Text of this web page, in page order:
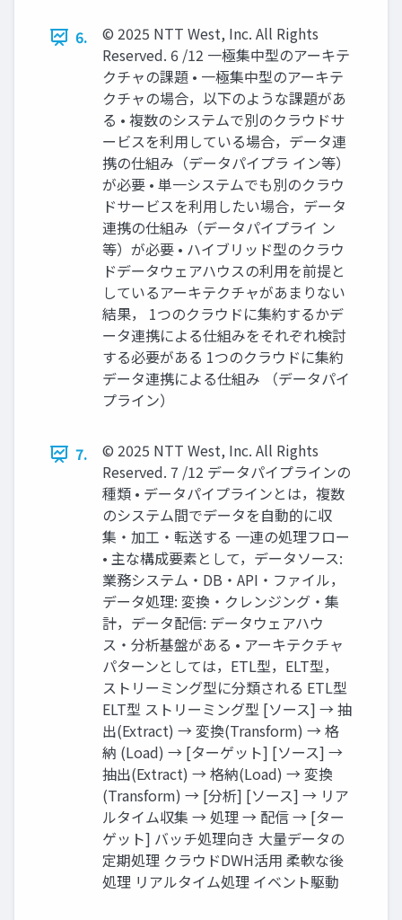
6.
© 2025 NTT West, Inc. All Rights
Reserved. 6 /12 一極集中型のアーキテ
クチャの課題 • 一極集中型のアーキテ
クチャの場合，以下のような課題があ
る • 複数のシステムで別のクラウドサ
ービスを利用している場合，データ連
携の仕組み（データパイプラ イン等）
が必要 • 単一システムでも別のクラウ
ドサービスを利用したい場合，データ
連携の仕組み（データパイプライ ン
等）が必要 • ハイブリッド型のクラウ
ドデータウェアハウスの利用を前提と
しているアーキテクチャがあまりない
結果， 1つのクラウドに集約するかデ
ータ連携による仕組みをそれぞれ検討
する必要がある 1つのクラウドに集約
データ連携による仕組み （データパイ
プライン）
7.
© 2025 NTT West, Inc. All Rights
Reserved. 7 /12 データパイプラインの
種類 • データパイプラインとは，複数
のシステム間でデータを自動的に収
集・加工・転送する 一連の処理フロー
• 主な構成要素として，データソース:
業務システム・DB・API・ファイル，
データ処理: 変換・クレンジング・集
計，データ配信: データウェアハウ
ス・分析基盤がある • アーキテクチャ
パターンとしては，ETL型，ELT型，
ストリーミング型に分類される ETL型
ELT型 ストリーミング型 [ソース] → 抽
出(Extract) → 変換(Transform) → 格
納 (Load) → [ターゲット] [ソース] →
抽出(Extract) → 格納(Load) → 変換
(Transform) → [分析] [ソース] → リア
ルタイム収集 → 処理 → 配信 → [ター
ゲット] バッチ処理向き 大量データの
定期処理 クラウドDWH活用 柔軟な後
処理 リアルタイム処理 イベント駆動